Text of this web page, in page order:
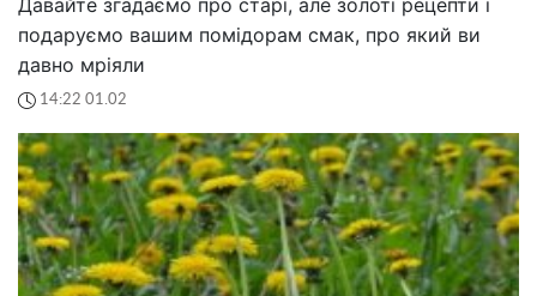
подаруємо вашим помідорам смак, про який ви
давно мріяли
14:22 01.02